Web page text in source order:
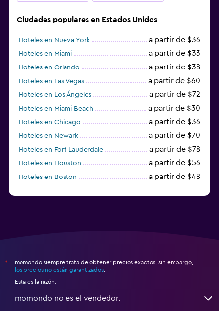
Ciudades populares en Estados Unidos
Hoteles en Nueva York a partir de $36
Hoteles en Miami a partir de $33
Hoteles en Orlando a partir de $38
Hoteles en Las Vegas a partir de $60
Hoteles en Los Ángeles a partir de $72
Hoteles en Miami Beach a partir de $30
Hoteles en Chicago a partir de $36
Hoteles en Newark a partir de $70
Hoteles en Fort Lauderdale a partir de $78
Hoteles en Houston a partir de $56
Hoteles en Boston a partir de $48
*
momondo siempre trata de obtener precios exactos, sin embargo,
los precios no están garantizados
Esta es la razón:
momondo no es el vendedor.